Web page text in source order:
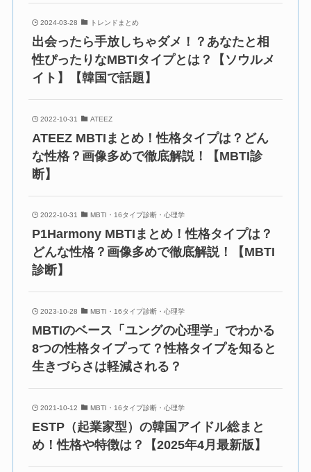
2024-03-28 トレンドまとめ
出会ったら手放しちゃダメ！？あなたと相
性ぴったりなMBTIタイプとは？【ソウルメ
イト】【韓国で話題】
2022-10-31 ATEEZ
ATEEZ MBTIまとめ！性格タイプは？どん
な性格？画像多めで徹底解説！【MBTI診
断】
2022-10-31 MBTI・16タイプ診断・心理学
P1Harmony MBTIまとめ！性格タイプは？
どんな性格？画像多めで徹底解説！【MBTI
診断】
2023-10-28 MBTI・16タイプ診断・心理学
MBTIのベース「ユングの心理学」でわかる
8つの性格タイプって？性格タイプを知ると
生きづらさは軽減される？
2021-10-12 MBTI・16タイプ診断・心理学
ESTP（起業家型）の韓国アイドル総まと
め！性格や特徴は？【2025年4月最新版】